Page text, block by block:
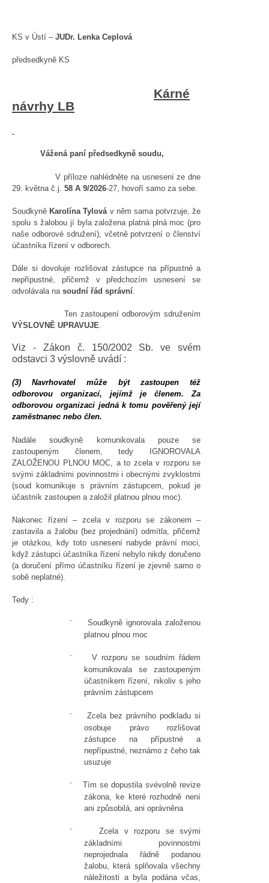
KS v Ústí – JUDr. Lenka Ceplová
předsedkyně KS
Kárné
návrhy LB
Vážená paní předsedkyně soudu,
V příloze nahlédněte na usnesení ze dne
29. května č.j. 58 A 9/2026-27, hovoří samo za sebe.
SoudkyněKarolína Tylová v něm sama potvrzuje, že
spolu s žalobou jí byla založena platná plná moc (pro
naše odborové sdružení), včetně potvrzení o členství
účastníka řízení v odborech.
Dále si dovoluje rozlišovat zástupce na přípustné a
nepřípustné, přičemž v předchozím usnesení se
odvolávala na soudní řád správní
Ten zastoupení odborovým sdružením
VÝSLOVNĚ UPRAVUJE.
Viz - Zákon č. 150/2002 Sb. ve svém
odstavci 3 výslovně uvádí :
(3) Navrhovatel může být zastoupen též
odborovou organizací, jejímž je členem. Za
odborovou organizaci jedná k tomu pověřený její
zaměstnanec nebo člen.
Nadále soudkyně komunikovala pouze se
zastoupeným členem, tedy IGNOROVALA
ZALOŽENOU PLNOU MOC, a to zcela v rozporu se
svými základními povinnostmi i obecnými zvyklostmi
(soud komunikuje s právním zástupcem, pokud je
účastník zastoupen a založil platnou plnou moc).
Nakonec řízení – zcela v rozporu se zákonem –
zastavila a žalobu (bez projednání) odmítla, přičemž
je otázkou, kdy toto usnesení nabyde právní moci,
když zástupci účastníka řízení nebylo nikdy doručeno
(a doručení přímo účastníku řízení je zjevně samo o
sobě neplatné).
Tedy :
¨
Soudkyně ignorovala založenou
platnou plnou moc
¨
V rozporu se soudním řádem
komunikovala se zastoupeným
účastníkem řízení, nikoliv s jeho
právním zástupcem
¨
Zcela bez právního podkladu si
osobuje právo rozlišovat
zástupce na přípustné a
nepřípustné, neznámo z čeho tak
usuzuje
¨
Tím se dopustila svévolně revize
zákona, ke které rozhodně není
ani způsobilá, ani oprávněna
¨
Zcela v rozporu se svými
základními povinnostmi
neprojednala řádně podanou
žalobu, která splňovala všechny
náležitosti a byla podána včas,